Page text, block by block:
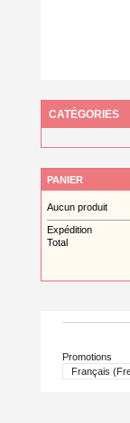
CATÉGORIES
PANIER
Aucun produit
Expédition
Total
Promotions